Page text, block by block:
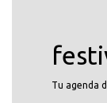
Tu agenda